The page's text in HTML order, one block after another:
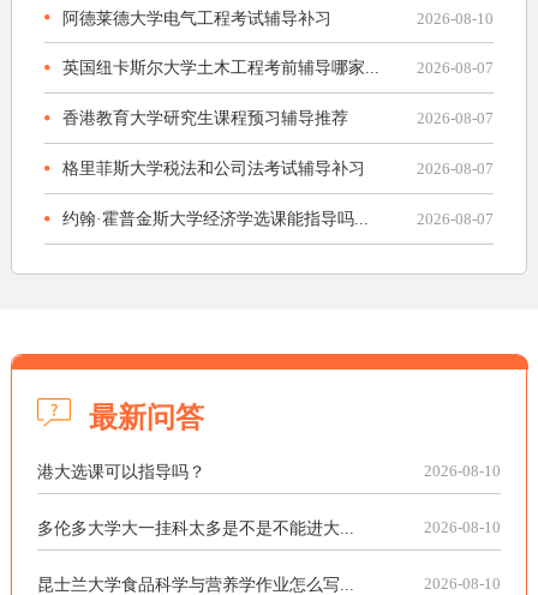
阿德莱德大学电气工程考试辅导补习 2026-08-10
英国纽卡斯尔大学土木工程考前辅导哪家... 2026-08-07
香港教育大学研究生课程预习辅导推荐 2026-08-07
格里菲斯大学税法和公司法考试辅导补习 2026-08-07
约翰·霍普金斯大学经济学选课能指导吗... 2026-08-07
最新问答
港大选课可以指导吗？ 2026-08-10
多伦多大学大一挂科太多是不是不能进大... 2026-08-10
昆士兰大学食品科学与营养学作业怎么写... 2026-08-10